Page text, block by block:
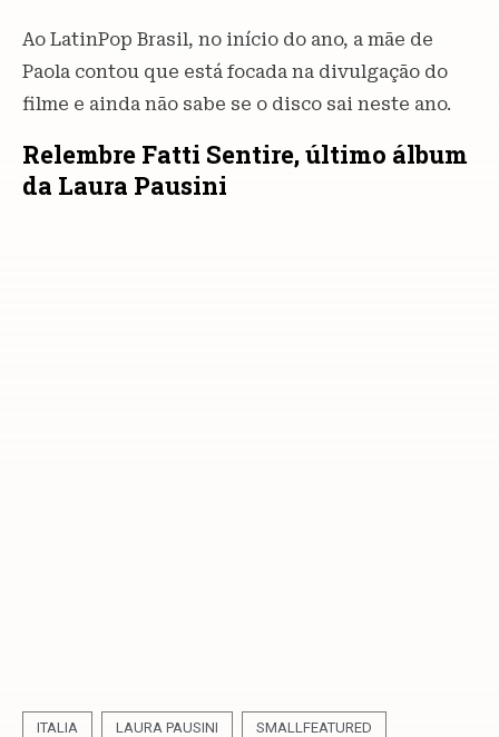
Ao LatinPop Brasil, no início do ano, a mãe de
Paola contou que está focada na divulgação do
filme e ainda não sabe se o disco sai neste ano.
Relembre Fatti Sentire, último álbum
da Laura Pausini
ITALIA LAURA PAUSINI SMALLFEATURED